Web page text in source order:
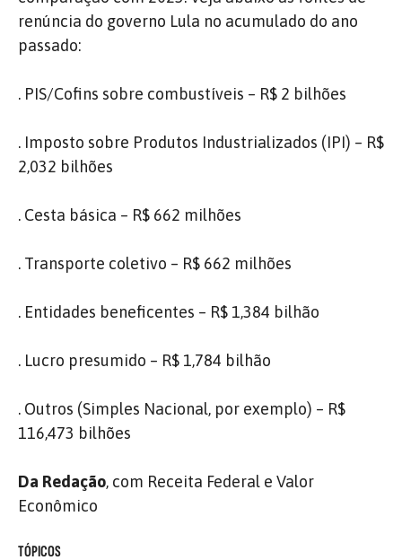
renúncia do governo Lula no acumulado do ano
passado:
. PIS/Cofins sobre combustíveis – R$ 2 bilhões
. Imposto sobre Produtos Industrializados (IPI) – R$
2,032 bilhões
. Cesta básica – R$ 662 milhões
. Transporte coletivo – R$ 662 milhões
. Entidades beneficentes – R$ 1,384 bilhão
. Lucro presumido – R$ 1,784 bilhão
. Outros (Simples Nacional, por exemplo) – R$
116,473 bilhões
Da Redação, com Receita Federal e Valor
Econômico
TÓPICOS